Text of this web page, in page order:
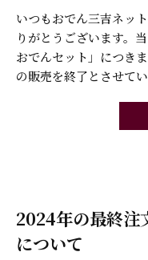
いつもおでん三吉ネッ
りがとうございます。
おでんセット」につき
の販売を終了とさせて
2024年の最終注
について